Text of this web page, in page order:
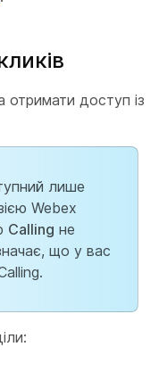
отримати доступ із
лише
Webex
Calling не
що у вас